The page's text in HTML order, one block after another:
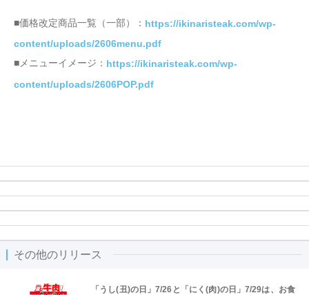
■価格改定商品一覧（一部）： https://ikinaristeak.com/wp-
content/uploads/2606menu.pdf
■メニューイメージ： https://ikinaristeak.com/wp-
content/uploads/2606POP.pdf
その他のリリース
「うし(丑)の日」7/26と「にく(肉)の日」7/29は、お食